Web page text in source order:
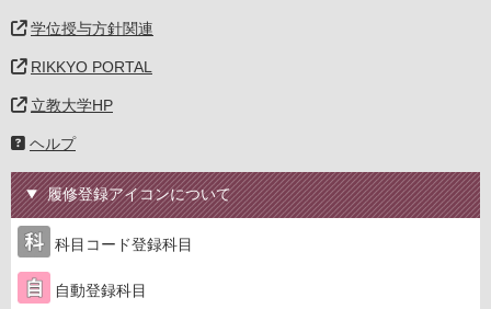
学位授与方針関連
RIKKYO PORTAL
立教大学HP
ヘルプ
履修登録アイコンについて
科目コード登録科目
自動登録科目